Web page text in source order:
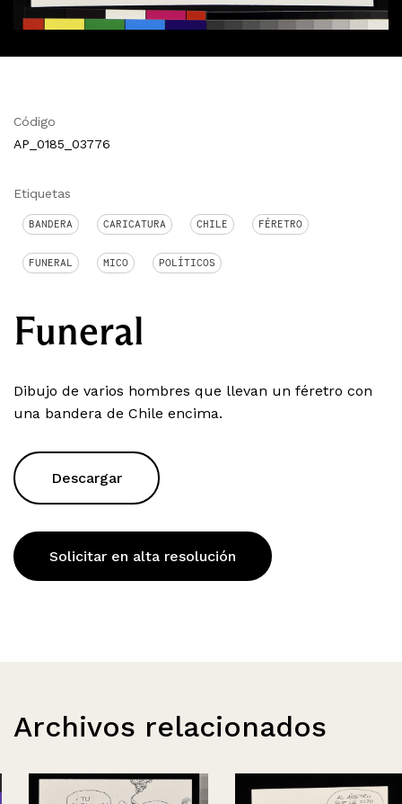
Código
AP_0185_03776
Etiquetas
BANDERA CARICATURA CHILE FÉRETRO
FUNERAL MICO POLÍTICOS
Funeral
Dibujo de varios hombres que llevan un féretro con
una bandera de Chile encima.
Descargar
Solicitar en alta resolución
Archivos relacionados